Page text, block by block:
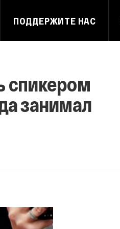
ПОДДЕРЖИТЕ НАС
спикером
занимал